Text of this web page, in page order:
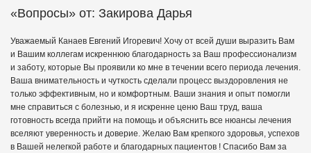
«Вопросы» от: Закирова Дарья
Уважаемый Канаев Евгений Игоревич! Хочу от всей души выразить Вам
и Вашим коллегам искреннюю благодарность за Ваш профессионализм
и заботу, которые Вы проявили ко мне в течении всего периода лечения.
Ваша внимательность и чуткость сделали процесс выздоровления не
только эффективным, но и комфортным. Ваши знания и опыт помогли
мне справиться с болезнью, и я искренне ценю Ваш труд, ваша
готовность всегда прийти на помощь и объяснить все нюансы лечения
вселяют уверенность и доверие. Желаю Вам крепкого здоровья, успехов
в Вашей нелегкой работе и благодарных пациентов ! Спасибо Вам за